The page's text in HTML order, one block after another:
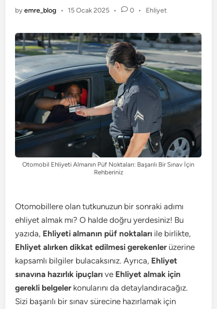
byemre_blog • 15 Ocak 2025 • 0 •
Posted
Ehliyet
Otomobil Ehliyeti Almanın Püf Noktaları: Başarılı Bir Sınav İçin
Rehberiniz
Otomobillere olan tutkunuzun bir sonraki adımı
ehliyet almak mı? O halde doğru yerdesiniz! Bu
yazıda, Ehliyeti almanın püf noktaları ile birlikte,
Ehliyet alırken dikkat edilmesi gerekenlerüzerine
kapsamlı bilgiler bulacaksınız. Ayrıca, Ehliyet
sınavına hazırlık ipuçları ve Ehliyet almak için
gerekli belgelerkonularını da detaylandıracağız.
Sizi başarılı bir sınav sürecine hazırlamak için